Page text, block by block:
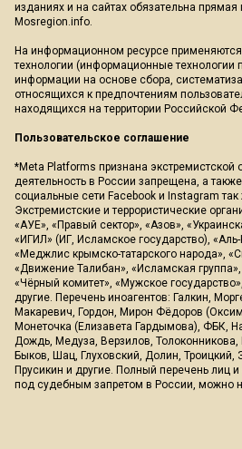
изданиях и на сайтах обязательна прямая
Mosregion.info.
На информационном ресурсе
технологии (информационные технологии
информации на основе сбора,
относящихся к предпочтениям
находящихся на территории Российской
Пользовательское соглашение
*Meta Platforms признана экстремистской
деятельность в России запрещена, а
социальные сети Facebook и Instagram
Экстремистские и террористические
«АУЕ», «Правый сектор», «Азов»,
«ИГИЛ» (ИГ, Исламское государство),
«Меджлис крымско-татарского народа»,
«Движение Талибан», «Исламская
«Чёрный комитет», «Мужское
другие. Перечень иноагентов: Галкин,
Макаревич, Гордон, Мирон Фёдоров
Монеточка (Елизавета Гардымова), ФБК,
Дождь, Медуза, Верзилов,
Быков, Шац, Глуховский, Долин,
Прусикин и другие. Полный перечень лиц
под судебным запретом в России, можно